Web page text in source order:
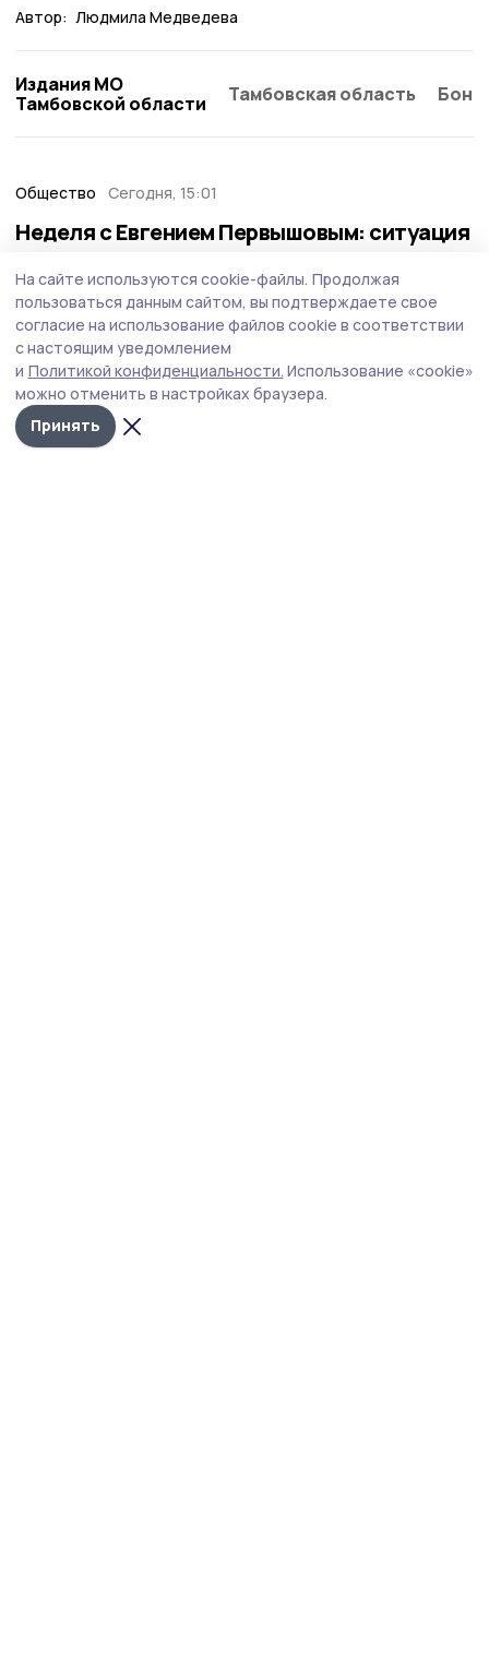
Автор: Людмила Медведева
Издания МО
Тамбовской области
Тамбовская область
Общество Сегодня, 15:01
Неделя с Евгением Первышовым: ситуация
приоритеты образования
Губернатор держит на контроле ситуацию с бензином,
требует навести порядок с мусором в Тамбове.
На сайте используются cookie-файлы. Продолжая
пользоваться данным сайтом, вы подтверждаете свое
согласие на использование файлов cookie в соответствии
с настоящим уведомлением
и Политикой конфиденциальности. Использование «cookie»
можно отменить в настройках браузера.
Принять